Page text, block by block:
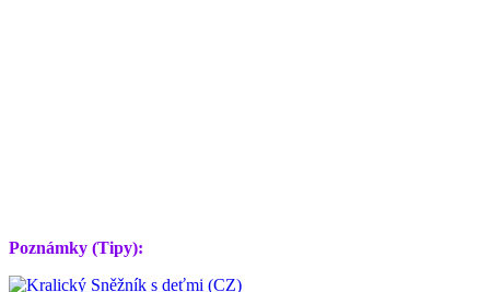
Poznámky (Tipy):